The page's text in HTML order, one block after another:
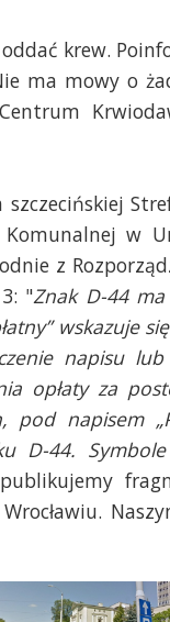
oddać krew.
ma mowy o
w
z
"Znak D-44
wskazuje
napisu
opłaty za
napisem
D-44.